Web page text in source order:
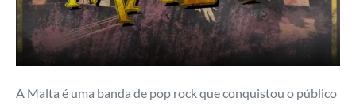
A Malta é uma banda de pop rock que conquistou o público